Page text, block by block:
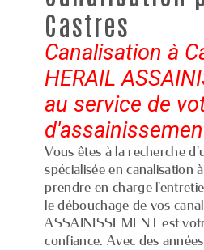
Castres
Canalisation à
HERAIL
au service de
Vous êtes à la recherche
spécialisée en canalisation
prendre en charge
le débouchage de vos
ASSAINISSEMENT est
confiance. Avec des